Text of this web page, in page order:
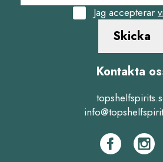
Jag accepterar
Skicka
Kontakta